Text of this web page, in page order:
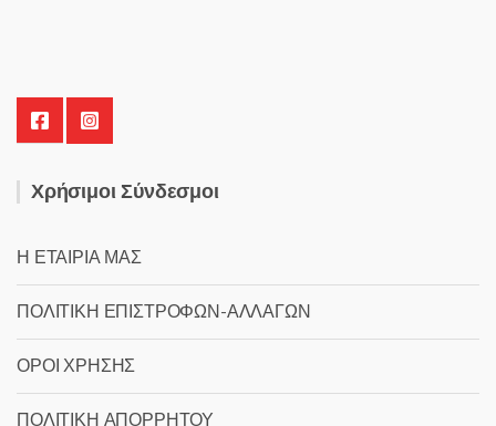
Χρήσιμοι Σύνδεσμοι
Η ΕΤΑΙΡΙΑ ΜΑΣ
ΠΟΛΙΤΙΚΗ ΕΠΙΣΤΡΟΦΩΝ-ΑΛΛΑΓΩΝ
ΟΡΟΙ ΧΡΗΣΗΣ
ΠΟΛΙΤΙΚΗ ΑΠΟΡΡΗΤΟΥ